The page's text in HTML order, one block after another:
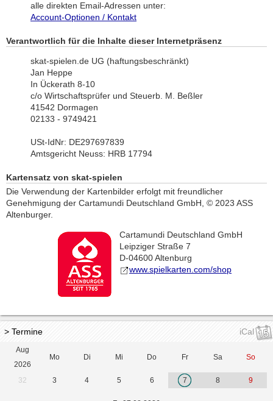
alle direkten Email-Adressen unter:
Account-Optionen / Kontakt
Verantwortlich für die Inhalte dieser Internetpräsenz
skat-spielen.de UG (haftungsbeschränkt)
Jan Heppe
In Ückerath 8-10
c/o Wirtschaftsprüfer und Steuerb. M. Beßler
41542 Dormagen
02133 - 9749421
USt-IdNr: DE297697839
Amtsgericht Neuss: HRB 17794
Kartensatz von skat-spielen
Die Verwendung der Kartenbilder erfolgt mit freundlicher
Genehmigung der Cartamundi Deutschland GmbH, © 2023 ASS
Altenburger.
Cartamundi Deutschland GmbH
Leipziger Straße 7
D-04600 Altenburg
www.spielkarten.com/shop
> Termine iCal
Aug
2026
Mo Di Mi Do Fr Sa So
32 3 4 5 6 7 8 9